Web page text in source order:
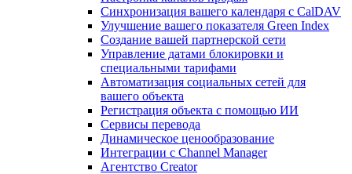
Синхронизация вашего календаря с CalDAV
Улучшение вашего показателя Green Index
Создание вашей партнерской сети
Управление датами блокировки и
специальными тарифами
Автоматизация социальных сетей для
вашего объекта
Регистрация объекта с помощью ИИ
Сервисы перевода
Динамическое ценообразование
Интеграции с Channel Manager
Агентство Creator